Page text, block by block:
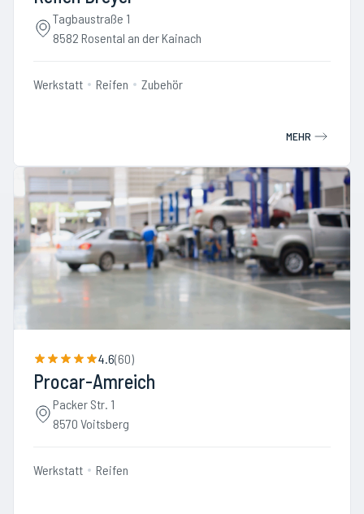
Tagbaustraße 1
8582 Rosental an der Kainach
Werkstatt Reifen Zubehör
MEHR
4.6(60)
Procar-Amreich
Packer Str. 1
8570 Voitsberg
Werkstatt Reifen